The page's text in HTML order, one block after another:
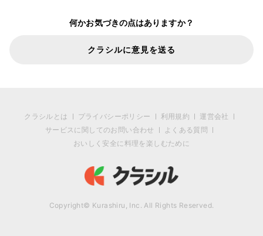
何かお気づきの点はありますか？
クラシルに意見を送る
クラシルとは プライバシーポリシー 利用規約
運営会社
サービスに関してのお問い合わせ
よくある質問
おいしく安全に料理を楽しむために
Copyright© Kurashiru, Inc. All Rights Reserved.